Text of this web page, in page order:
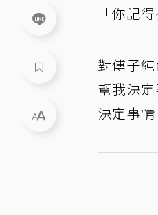
「你記
對傅子
幫我決
決定事